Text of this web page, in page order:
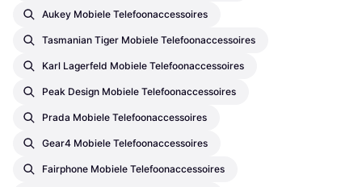
Aukey Mobiele Telefoonaccessoires
Tasmanian Tiger Mobiele Telefoonaccessoires
Karl Lagerfeld Mobiele Telefoonaccessoires
Peak Design Mobiele Telefoonaccessoires
Prada Mobiele Telefoonaccessoires
Gear4 Mobiele Telefoonaccessoires
Fairphone Mobiele Telefoonaccessoires